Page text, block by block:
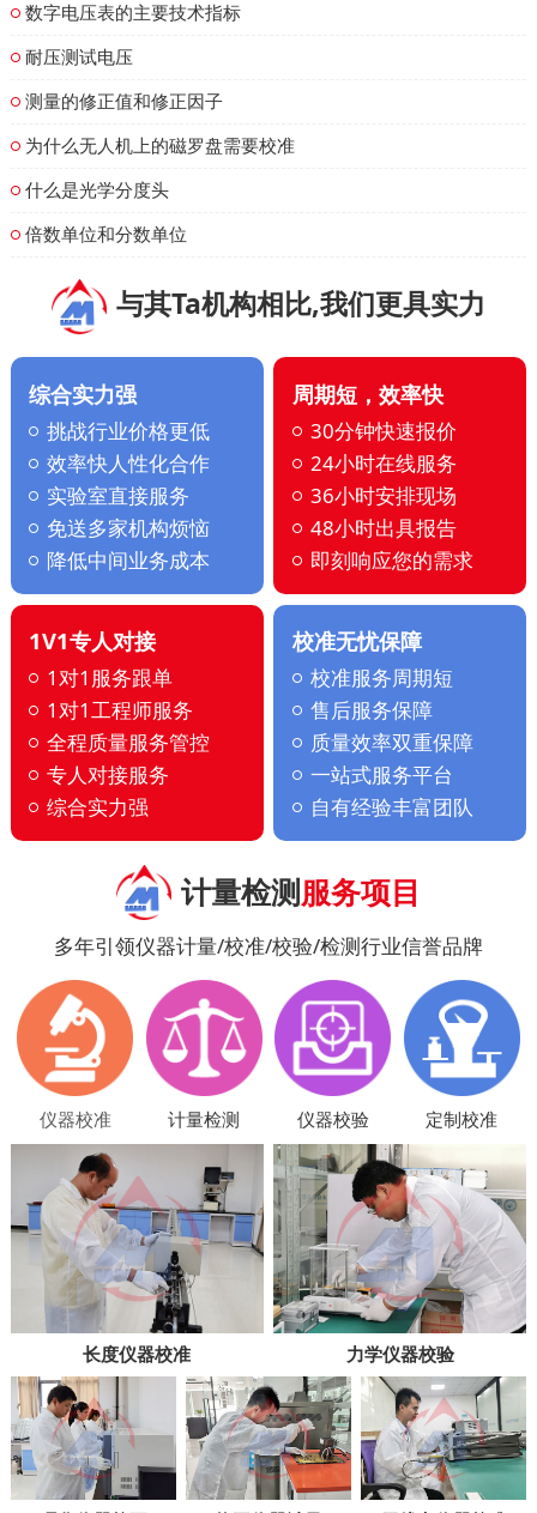
数字电压表的主要技术指标
耐压测试电压
测量的修正值和修正因子
为什么无人机上的磁罗盘需要校准
什么是光学分度头
倍数单位和分数单位
与其Ta机构相比,我们更具实力
综合实力强
挑战行业价格更低
效率快人性化合作
实验室直接服务
免送多家机构烦恼
降低中间业务成本
周期短，效率快
30分钟快速报价
24小时在线服务
36小时安排现场
48小时出具报告
即刻响应您的需求
1V1专人对接
1对1服务跟单
1对1工程师服务
全程质量服务管控
专人对接服务
综合实力强
校准无忧保障
校准服务周期短
售后服务保障
质量效率双重保障
一站式服务平台
自有经验丰富团队
计量检测服务项目
多年引领仪器计量/校准/校验/检测行业信誉品牌
仪器校准 计量检测 仪器校验 定制校准
长度仪器校准 力学仪器校验